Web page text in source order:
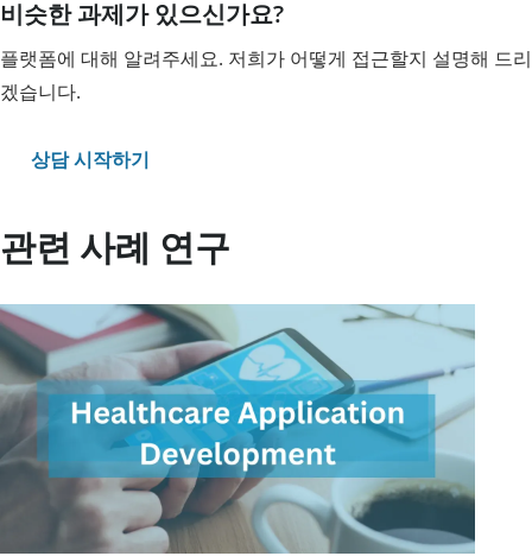
비슷한 과제가 있으신가요?
플랫폼에 대해 알려주세요. 저희가 어떻게 접근할지 설명해 드리
겠습니다.
상담 시작하기
관련 사례 연구